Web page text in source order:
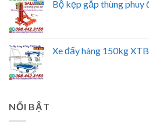
Bộ kẹp gắp thùng phuy
Xe đẩy hàng 150kg
NỔI BẬT